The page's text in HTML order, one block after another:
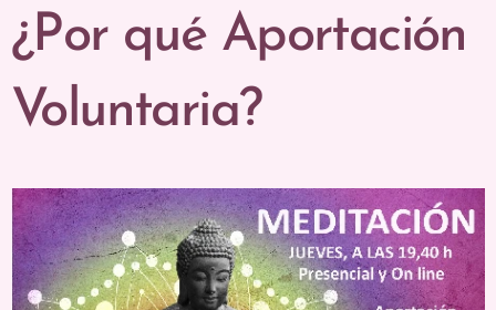
¿Por qué Aportación
Voluntaria?